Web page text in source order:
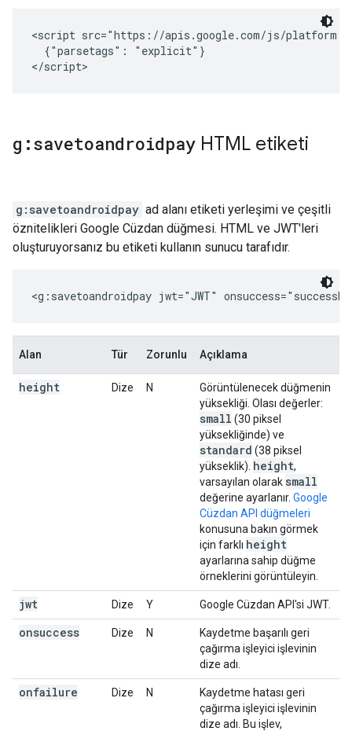
<script src="https://apis.google.com/js/
  {"parsetags": "explicit"}
</script>
g:savetoandroidpay HTML etiketi
g:savetoandroidpay ad alanı etiketi yerleşimi ve çeşitli
öznitelikleri Google Cüzdan düğmesi. HTML ve JWT'leri
oluşturuyorsanız bu etiketi kullanın sunucu tarafıdır.
<g:savetoandroidpay jwt="JWT"
Alan Tür Zorunlu Açıklama
height Dize N
Görüntülenecek düğmenin
yüksekliği. Olası değerler:
small (30 piksel
yüksekliğinde) ve
standard (38 piksel
yükseklik). height,
varsayılan olarak small
değerine ayarlanır. Google
Cüzdan API düğmeleri
konusuna bakın görmek
için farklı height
ayarlarına sahip düğme
örneklerini görüntüleyin.
jwt Dize Y Google Cüzdan API'si JWT.
onsuccess Dize N
Kaydetme başarılı geri
çağırma işleyici işlevinin
dize adı.
onfailure Dize N
Kaydetme hatası geri
çağırma işleyici işlevinin
dize adı. Bu işlev,